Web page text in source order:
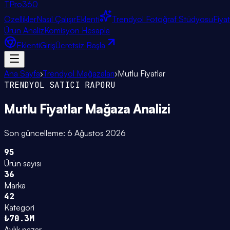
TPro360
ÖzelliklerNasıl ÇalışırEklenti Trendyol Fotoğraf Stüdyosu
Ürün AnalizKomisyon Hesapla
EklentiGirişÜcretsiz Başla
Ana Sayfa›Trendyol Mağazaları›Mutlu Fiyatlar
TRENDYOL SATICI RAPORU
Mutlu Fiyatlar Mağaza Analizi
Son güncelleme: 6 Ağustos 2026
95
Ürün sayısı
36
Marka
42
Kategori
₺70.3M